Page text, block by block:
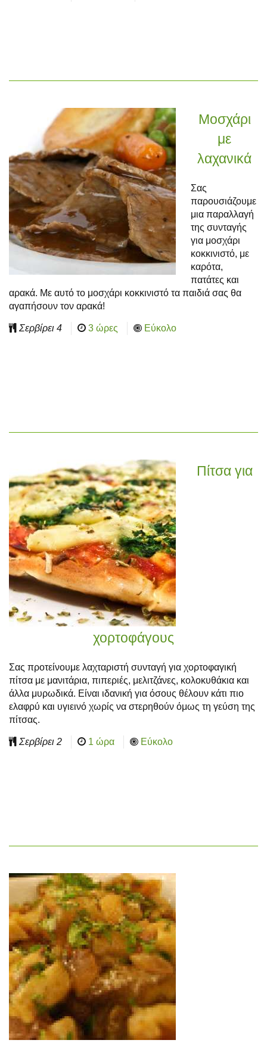
Μοσχάρι
με
λαχανικά
Σας
παρουσιάζουμε
μια παραλλαγή
της συνταγής
για μοσχάρι
κοκκινιστό, με
καρότα,
πατάτες και
αρακά. Με αυτό το μοσχάρι κοκκινιστό τα παιδιά σας θα
αγαπήσουν τον αρακά!
Σερβίρει 4 3 ώρες Εύκολο
Πίτσα για
χορτοφάγους
Σας προτείνουμε λαχταριστή συνταγή για χορτοφαγική
πίτσα με μανιτάρια, πιπεριές, μελιτζάνες, κολοκυθάκια και
άλλα μυρωδικά. Είναι ιδανική για όσους θέλουν κάτι πιο
ελαφρύ και υγιεινό χωρίς να στερηθούν όμως τη γεύση της
πίτσας.
Σερβίρει 2 1 ώρα Εύκολο